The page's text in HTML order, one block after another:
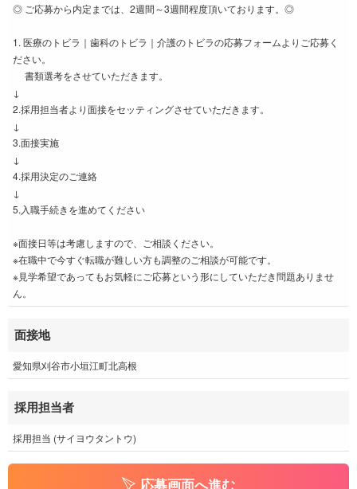
◎ ご応募から内定までは、2週間～3週間程度頂いております。◎
1. 医療のトビラ｜歯科のトビラ｜介護のトビラの応募フォームよりご応募く
ださい。
書類選考をさせていただきます。
↓
2.採用担当者より面接をセッティングさせていただきます。
↓
3.面接実施
↓
4.採用決定のご連絡
↓
5.入職手続きを進めてください
※面接日等は考慮しますので、ご相談ください。
※在職中で今すぐ転職が難しい方も調整のご相談が可能です。
※見学希望であってもお気軽にご応募という形にしていただき問題ありませ
ん。
面接地
愛知県刈谷市小垣江町北高根
採用担当者
採用担当 (サイヨウタントウ)
応募画面へ進む